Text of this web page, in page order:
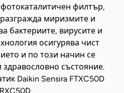
филтър,
миризмите и
бактериите, вирусите и
осигурява чист
и по този начин се
състояние.